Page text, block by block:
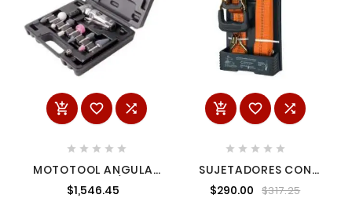
  
    
MOTOTOOL ANGULAR
NEUMATICO 1/4" KIT
WESTON W-70136
$1,546.45
  
    
SUJETADORES CON
MATRACA, CARGA
MÁXIMA 1125 KG, 2
$290.00 $317.25